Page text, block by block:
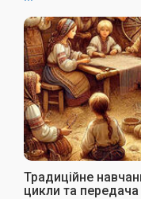
Традиційне
цикли та передача